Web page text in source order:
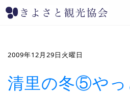
2009年12月29日火曜日
清里の冬⑤やっ